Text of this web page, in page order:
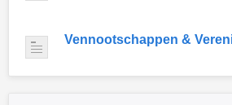
Vennootschappen &